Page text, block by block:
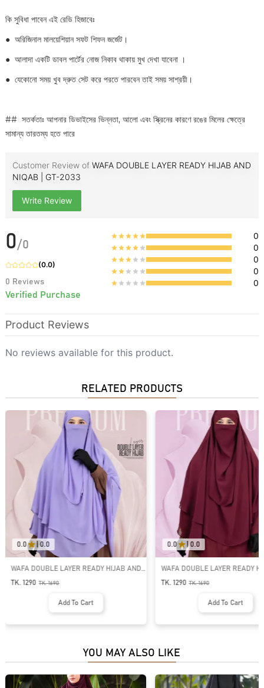
কি সুবিধা পাবেন এই রেডি হিজাবেঃ
●অরিজিনাল মালয়েশিয়ান সফট শিফন জর্জেট।
●আলাদা একটি ডাবল পার্টের নোজ নিকাব থাকায় মুখ দেখা যাবেনা ।
●যেকোনো সময় খুব দ্রুত সেট করে পরতে পারবেন তাই সময় সাশ্রয়ী।
## সতর্কতাঃ আপনার ডিভাইসের ভিন্নতা, আলো এবং স্ক্রিনের কারণে রঙের মিলের ক্ষেত্রে
সামান্য তারতম্য হতে পারে
Customer Review of WAFA DOUBLE LAYER READY HIJAB AND
NIQAB | GT-2033
Write Review
0/0
(0.0)
0 Reviews
Verified Purchase
0
0
0
0
0
Product Reviews
No reviews available for this product.
RELATED PRODUCTS
0.0 0.0
WAFA DOUBLE LAYER READY HIJAB AND
NIQAB | GT-2035
TK. 1290 TK.1690
Add To Cart
0.0 | 0.0
WAFA DOUBLE LAYER READY
NIQAB | GT-2056
TK. 1290 TK.1690
Add To Cart
YOU MAY ALSO LIKE